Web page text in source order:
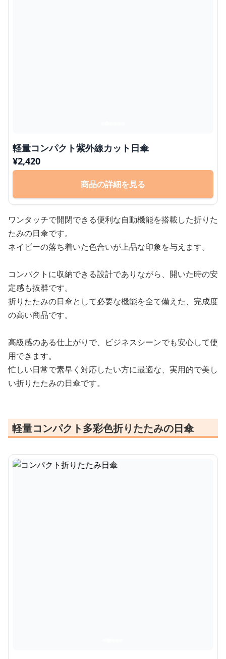
軽量コンパクト紫外線カット日傘
¥2,420
商品の詳細を見る
ワンタッチで開閉できる便利な自動機能を搭載した折りた
たみの日傘です。
ネイビーの落ち着いた色合いが上品な印象を与えます。
コンパクトに収納できる設計でありながら、開いた時の安
定感も抜群です。
折りたたみの日傘として必要な機能を全て備えた、完成度
の高い商品です。
高級感のある仕上がりで、ビジネスシーンでも安心して使
用できます。
忙しい日常で素早く対応したい方に最適な、実用的で美し
い折りたたみの日傘です。
軽量コンパクト多彩色折りたたみの日傘